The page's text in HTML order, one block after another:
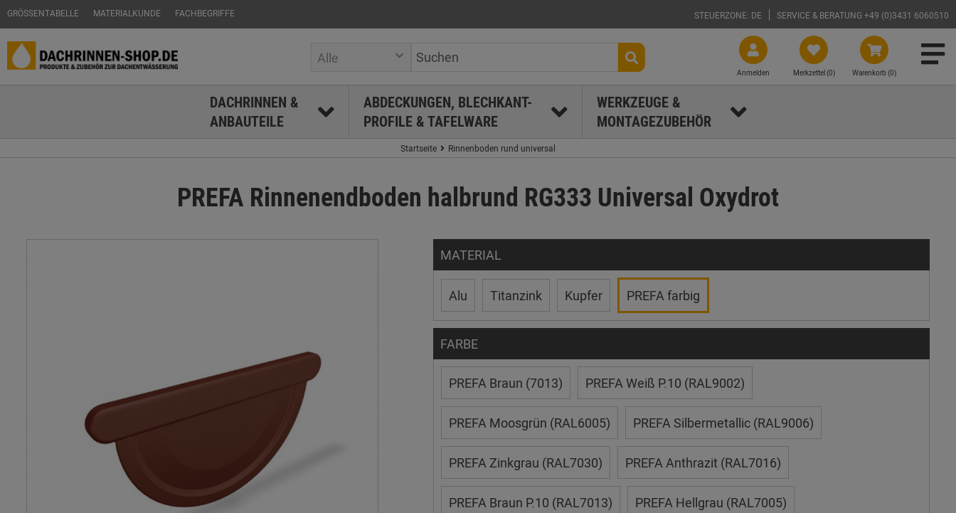
GRÖSSENTABELLE MATERIALKUNDE FACHBEGRIFFE STEUERZONE: DE SERVICE & BERATUNG +49 (0)3431 6060510
Warenkorb (0)
Merkzettel (0)
Anmelden
Alle
DACHRINNEN &
ANBAUTEILE
ABDECKUNGEN, BLECHKANT-
PROFILE & TAFELWARE
WERKZEUGE &
MONTAGEZUBEHÖR
Startseite Rinnenboden rund universal
PREFA Rinnenendboden halbrund RG333 Universal Oxydrot
MATERIAL
Alu Titanzink Kupfer PREFA farbig
FARBE
PREFA Braun (7013) PREFA Weiß P.10 (RAL9002)
PREFA Moosgrün (RAL6005) PREFA Silbermetallic (RAL9006)
PREFA Zinkgrau (RAL7030) PREFA Anthrazit (RAL7016)
PREFA Braun P.10 (RAL7013) PREFA Hellgrau (RAL7005)